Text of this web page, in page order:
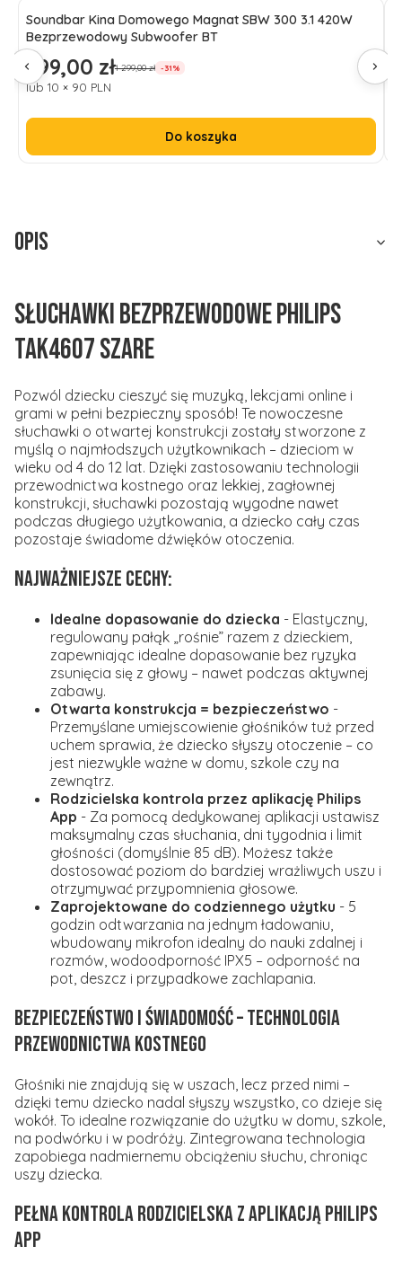
Soundbar Kina Domowego Magnat SBW 300 3.1 420W
Bezprzewodowy Subwoofer BT
Cena promocyjna
899,00 zł1 299,00 zł -31%
lub 10 × 90 PLN
Do koszyka
Opis
Słuchawki bezprzewodowe Philips
TAK4607 szare
Pozwól dziecku cieszyć się muzyką, lekcjami online i
grami w pełni bezpieczny sposób! Te nowoczesne
słuchawki o otwartej konstrukcji zostały stworzone z
myślą o najmłodszych użytkownikach – dzieciom w
wieku od 4 do 12 lat. Dzięki zastosowaniu technologii
przewodnictwa kostnego oraz lekkiej, zagłownej
konstrukcji, słuchawki pozostają wygodne nawet
podczas długiego użytkowania, a dziecko cały czas
pozostaje świadome dźwięków otoczenia.
Najważniejsze cechy:
Idealne dopasowanie do dziecka - Elastyczny,
regulowany pałąk „rośnie” razem z dzieckiem,
zapewniając idealne dopasowanie bez ryzyka
zsunięcia się z głowy – nawet podczas aktywnej
zabawy.
Otwarta konstrukcja = bezpieczeństwo -
Przemyślane umiejscowienie głośników tuż przed
uchem sprawia, że dziecko słyszy otoczenie – co
jest niezwykle ważne w domu, szkole czy na
zewnątrz.
Rodzicielska kontrola przez aplikację Philips
App - Za pomocą dedykowanej aplikacji ustawisz
maksymalny czas słuchania, dni tygodnia i limit
głośności (domyślnie 85 dB). Możesz także
dostosować poziom do bardziej wrażliwych uszu i
otrzymywać przypomnienia głosowe.
Zaprojektowane do codziennego użytku - 5
godzin odtwarzania na jednym ładowaniu,
wbudowany mikrofon idealny do nauki zdalnej i
rozmów, wodoodporność IPX5 – odporność na
pot, deszcz i przypadkowe zachlapania.
Bezpieczeństwo i świadomość – technologia
przewodnictwa kostnego
Głośniki nie znajdują się w uszach, lecz przed nimi –
dzięki temu dziecko nadal słyszy wszystko, co dzieje się
wokół. To idealne rozwiązanie do użytku w domu, szkole,
na podwórku i w podróży. Zintegrowana technologia
zapobiega nadmiernemu obciążeniu słuchu, chroniąc
uszy dziecka.
Pełna kontrola rodzicielska z aplikacją Philips
App